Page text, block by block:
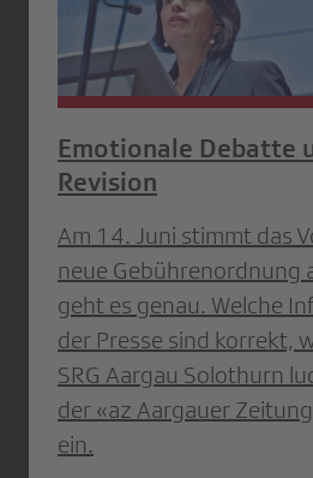
Emotionale Debatte
Revision
Am 14. Juni stimmt das
neue Gebührenordnung
geht es genau. Welche
der Presse sind korrekt,
SRG Aargau Solothurn
der «az Aargauer
ein.